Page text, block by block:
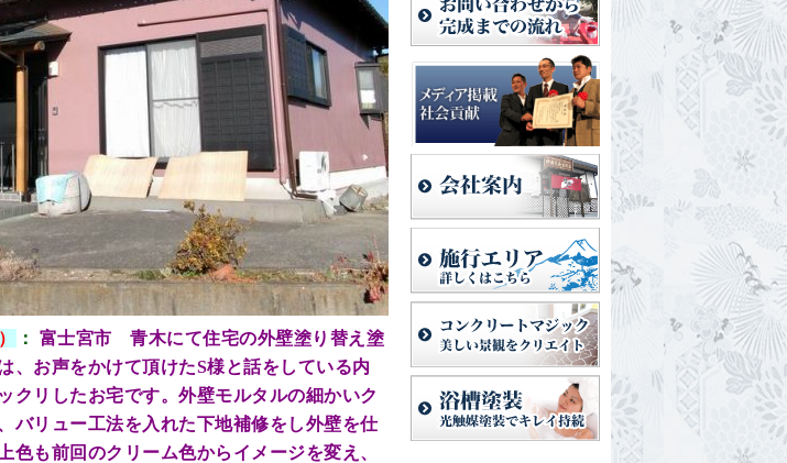
：
富士宮市 青木にて住宅の外壁塗り替え塗
、お声をかけて頂けたS様と話をしている内
クリしたお宅です。外壁モルタルの細かいク
バリュー工法を入れた下地補修をし外壁を仕
色も前回のクリーム色からイメージを変え、